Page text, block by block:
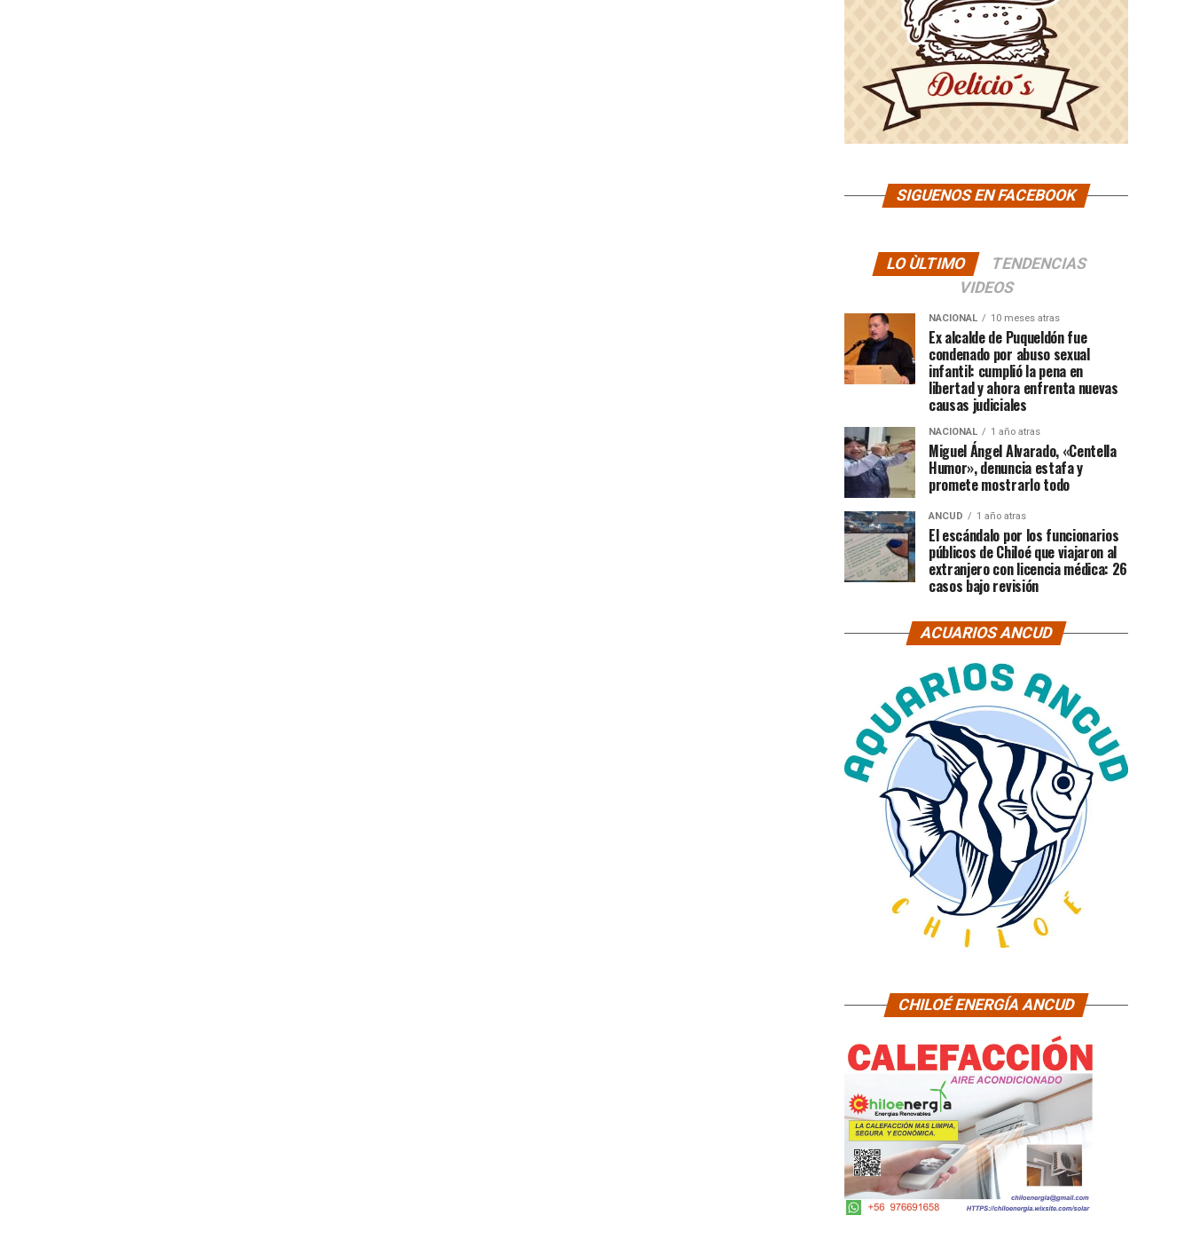
SIGUENOS EN FACEBOOK
LO ÙLTIMO
TENDENCIAS
VIDEOS
NACIONAL 10 meses atras
Ex alcalde de Puqueldón fue
condenado por abuso sexual
infantil: cumplió la pena en
libertad y ahora enfrenta nuevas
causas judiciales
NACIONAL 1 año atras
Miguel Ángel Alvarado, «Centella
Humor», denuncia estafa y
promete mostrarlo todo
ANCUD 1 año atras
El escándalo por los funcionarios
públicos de Chiloé que viajaron al
extranjero con licencia médica: 26
casos bajo revisión
ACUARIOS ANCUD
CHILOÉ ENERGÍA ANCUD